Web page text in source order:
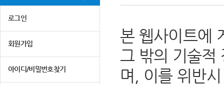
로그인
회원가입
아이디/비밀번호찾기
본 웹사이트에
그 밖의 기술적
며, 이를 위반